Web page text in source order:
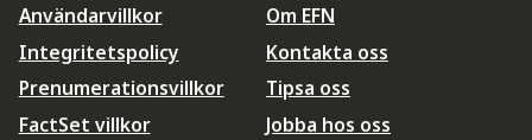
Användarvillkor
Integritetspolicy
Prenumerationsvillkor
FactSet villkor
Om EFN
Kontakta oss
Tipsa oss
Jobba hos oss